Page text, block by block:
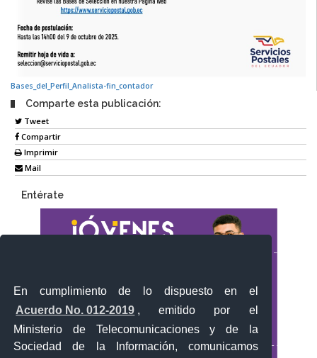
En cumplimiento de lo dispuesto en el
Acuerdo No. 012-2019 , emitido por el
Ministerio de Telecomunicaciones y de la
Sociedad de la Información, comunicamos
Bases_del_Perfil_Analista-fin_contador
Comparte esta publicación:
Tweet
Compartir
Imprimir
Mail
Entérate